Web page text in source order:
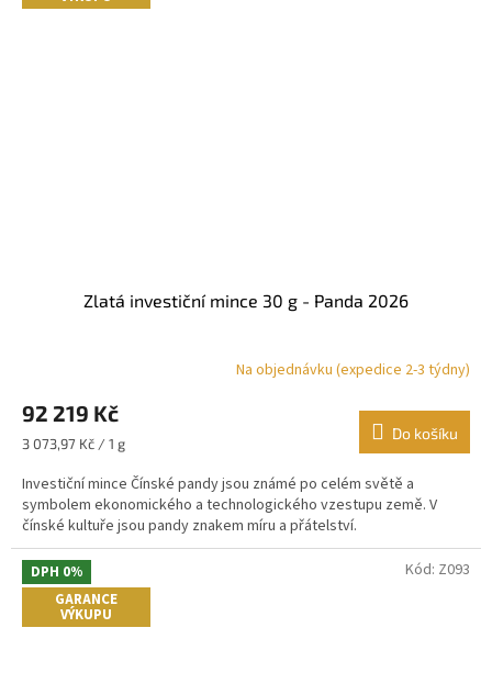
Zlatá investiční mince 30 g - Panda 2026
produktu
je
4,8
z
5
hvězdiček.
Na objednávku (expedice 2-3 týdny)
92 219 Kč
Měrná
3 073,97 Kč / 1 g
Do košíku
Investiční mince Čínské pandy jsou známé po celém světě a
symbolem ekonomického a technologického vzestupu země. V
čínské kultuře jsou pandy znakem míru a přátelství.
DPH 0%
GARANCE
VÝKUPU
Kód: Z093